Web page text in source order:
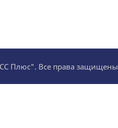
Плюс". Все права